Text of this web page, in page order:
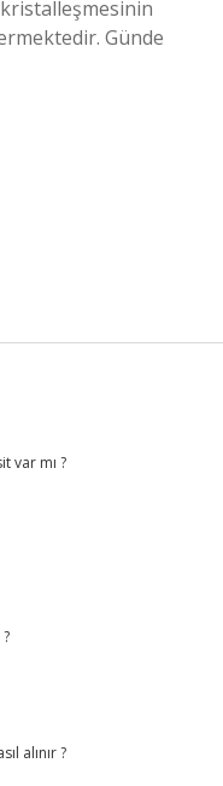
kristalleşmesinin
Günde
var mı ?
alınır ?